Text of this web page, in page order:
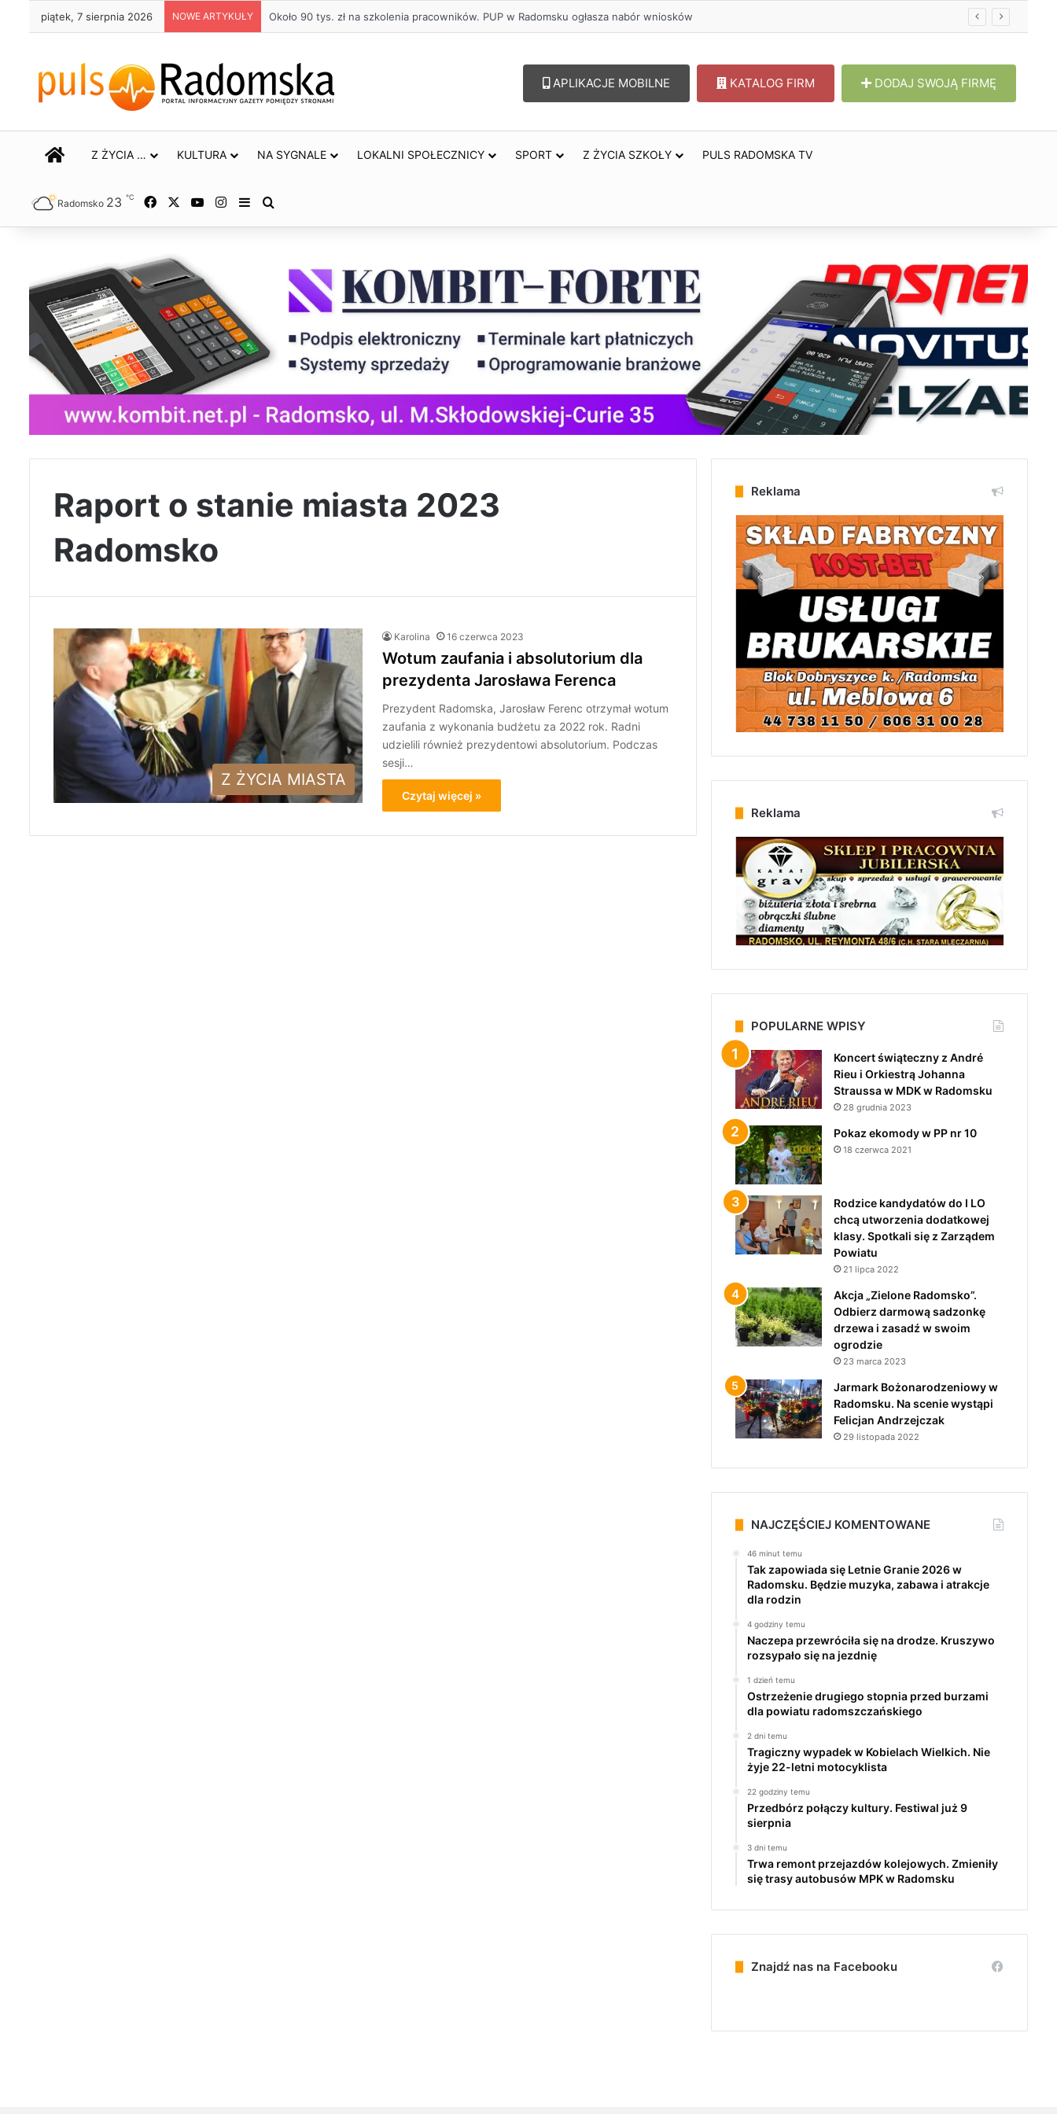
piątek, 7 sierpnia 2026 NOWE ARTYKUŁY Około 90 tys. zł na szkolenia pracowników. PUP w Radomsku ogłasza nabór wniosków
APLIKACJE MOBILNE KATALOG FIRM DODAJ SWOJĄ FIRMĘ
STRONA GŁÓWNA
Z ŻYCIA … KULTURA NA SYGNALE LOKALNI SPOŁECZNICY SPORT Z ŻYCIA SZKOŁY PULS RADOMSKA TV
Radomsko 23 ℃ Facebook YouTubeInstagram
Sidebar
Raport o stanie miasta 2023
Radomsko
Z ŻYCIA MIASTA
Karolina 16 czerwca 2023
Wotum zaufania i absolutorium dla
prezydenta Jarosława Ferenca
Prezydent Radomska, Jarosław Ferenc otrzymał wotum
zaufania z wykonania budżetu za 2022 rok. Radni
udzielili również prezydentowi absolutorium. Podczas
sesji…
Czytaj więcej »
Reklama
Reklama
POPULARNE WPISY
Koncert świąteczny z André
Rieu i Orkiestrą Johanna
Straussa w MDK w Radomsku
28 grudnia 2023
Pokaz ekomody w PP nr 10
18 czerwca 2021
Rodzice kandydatów do I LO
chcą utworzenia dodatkowej
klasy. Spotkali się z Zarządem
Powiatu
21 lipca 2022
Akcja „Zielone Radomsko”.
Odbierz darmową sadzonkę
drzewa i zasadź w swoim
ogrodzie
23 marca 2023
Jarmark Bożonarodzeniowy w
Radomsku. Na scenie wystąpi
Felicjan Andrzejczak
29 listopada 2022
NAJCZĘŚCIEJ KOMENTOWANE
46 minut temu
Tak zapowiada się Letnie Granie 2026 w
Radomsku. Będzie muzyka, zabawa i atrakcje
dla rodzin
4 godziny temu
Naczepa przewróciła się na drodze. Kruszywo
rozsypało się na jezdnię
1 dzień temu
Ostrzeżenie drugiego stopnia przed burzami
dla powiatu radomszczańskiego
2 dni temu
Tragiczny wypadek w Kobielach Wielkich. Nie
żyje 22-letni motocyklista
22 godziny temu
Przedbórz połączy kultury. Festiwal już 9
sierpnia
3 dni temu
Trwa remont przejazdów kolejowych. Zmieniły
się trasy autobusów MPK w Radomsku
Znajdź nas na Facebooku